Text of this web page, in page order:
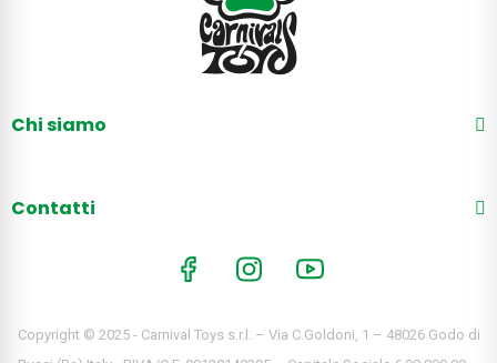
Chi siamo
Contatti
Copyright © 2025 - Carnival Toys s.r.l. – Via C.Goldoni, 1 – 48026 Godo di